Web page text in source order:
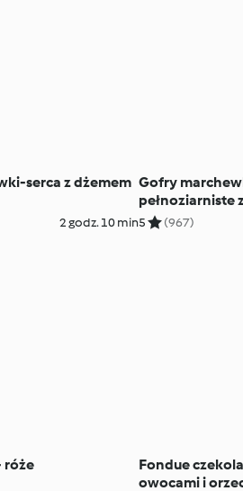
serca z dżemem
2 godz. 10 min
Gofry
pełnoziarniste
cynamonowym
5 (967)
róże
Fondue
owocami i